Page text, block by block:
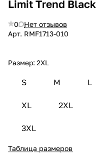
Limit Тrend Black
0
Нет отзывов
Арт. RMF1713-010
Размер: 2XL
S M L
XL 2XL
3XL
Таблица размеров